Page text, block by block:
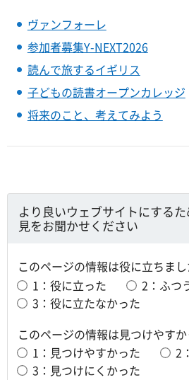
ヴァンフォーレ
参加者募集Y-NEXT2026
読んで旅するイギリス
子どもの読書オープンカレッジ
将来のこと、考えてみよう
より良いウェブサイトにする
見をお聞かせください
このページの情報は役に立ちまし
1：役に立った
2：ふつ
3：役に立たなかった
このページの情報は見つけやす
1：見つけやすかった
2
3：見つけにくかった